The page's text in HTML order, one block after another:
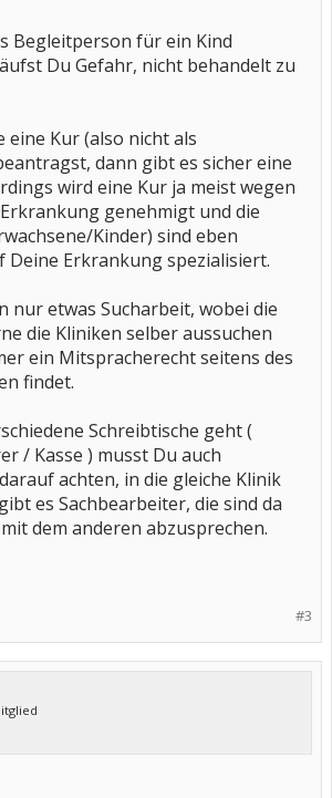
Begleitperson für ein Kind
Du Gefahr, nicht behandelt zu
eine Kur (also nicht als
dann gibt es sicher eine
wird eine Kur ja meist wegen
genehmigt und die
Kinder) sind eben
Deine Erkrankung spezialisiert.
nur etwas Sucharbeit, wobei die
die Kliniken selber aussuchen
ein Mitspracherecht seitens des
findet.
Schreibtische geht (
/ Kasse ) musst Du auch
achten, in die gleiche Klinik
es Sachbearbeiter, die sind da
dem anderen abzusprechen.
#3